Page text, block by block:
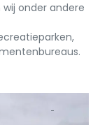
onder andere